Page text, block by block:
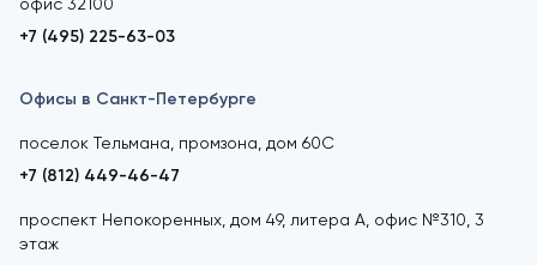
офис 32100
+7 (495) 225-63-03
Офисы в Санкт-Петербурге
поселок Тельмана, промзона, дом 60С
+7 (812) 449-46-47
проспект Непокоренных, дом 49, литера А, офис №310, 3
этаж